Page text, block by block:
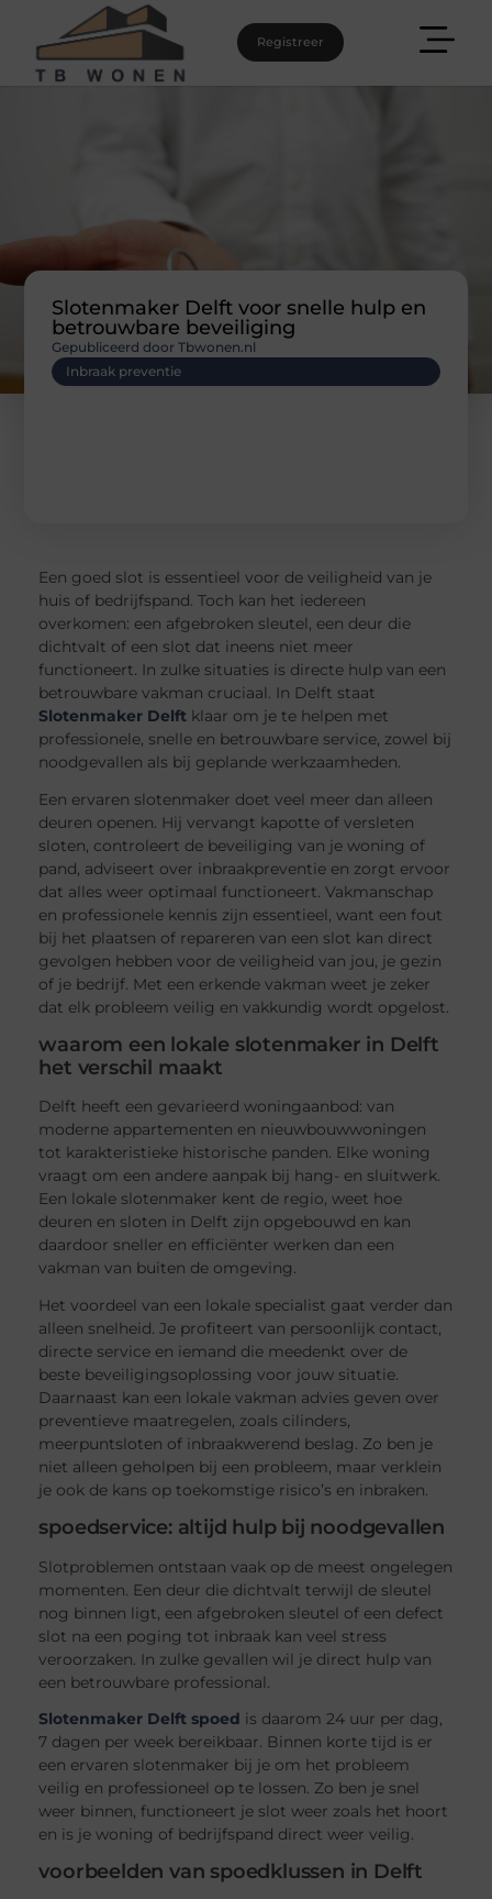
Registreer
Slotenmaker Delft voor snelle hulp en
betrouwbare beveiliging
Inbraak preventie
Gepubliceerd door Tbwonen.nl
Een goed slot is essentieel voor de veiligheid van je
huis of bedrijfspand. Toch kan het iedereen
overkomen: een afgebroken sleutel, een deur die
dichtvalt of een slot dat ineens niet meer
functioneert. In zulke situaties is directe hulp van een
betrouwbare vakman cruciaal. In Delft staat
Slotenmaker Delft klaar om je te helpen met
professionele, snelle en betrouwbare service, zowel bij
noodgevallen als bij geplande werkzaamheden.
Een ervaren slotenmaker doet veel meer dan alleen
deuren openen. Hij vervangt kapotte of versleten
sloten, controleert de beveiliging van je woning of
pand, adviseert over inbraakpreventie en zorgt ervoor
dat alles weer optimaal functioneert. Vakmanschap
en professionele kennis zijn essentieel, want een fout
bij het plaatsen of repareren van een slot kan direct
gevolgen hebben voor de veiligheid van jou, je gezin
of je bedrijf. Met een erkende vakman weet je zeker
dat elk probleem veilig en vakkundig wordt opgelost.
waarom een lokale slotenmaker in Delft
het verschil maakt
Delft heeft een gevarieerd woningaanbod: van
moderne appartementen en nieuwbouwwoningen
tot karakteristieke historische panden. Elke woning
vraagt om een andere aanpak bij hang- en sluitwerk.
Een lokale slotenmaker kent de regio, weet hoe
deuren en sloten in Delft zijn opgebouwd en kan
daardoor sneller en efficiënter werken dan een
vakman van buiten de omgeving.
Het voordeel van een lokale specialist gaat verder dan
alleen snelheid. Je profiteert van persoonlijk contact,
directe service en iemand die meedenkt over de
beste beveiligingsoplossing voor jouw situatie.
Daarnaast kan een lokale vakman advies geven over
preventieve maatregelen, zoals cilinders,
meerpuntsloten of inbraakwerend beslag. Zo ben je
niet alleen geholpen bij een probleem, maar verklein
je ook de kans op toekomstige risico’s en inbraken.
spoedservice: altijd hulp bij noodgevallen
Slotproblemen ontstaan vaak op de meest ongelegen
momenten. Een deur die dichtvalt terwijl de sleutel
nog binnen ligt, een afgebroken sleutel of een defect
slot na een poging tot inbraak kan veel stress
veroorzaken. In zulke gevallen wil je direct hulp van
een betrouwbare professional.
Slotenmaker Delft spoed is daarom 24 uur per dag,
7 dagen per week bereikbaar. Binnen korte tijd is er
een ervaren slotenmaker bij je om het probleem
veilig en professioneel op te lossen. Zo ben je snel
weer binnen, functioneert je slot weer zoals het hoort
en is je woning of bedrijfspand direct weer veilig.
voorbeelden van spoedklussen in Delft